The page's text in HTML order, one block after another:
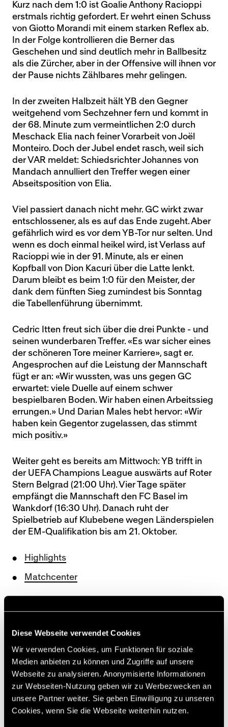
Diese Webseite verwendet Cookies
Wir verwenden Cookies, um Funktionen für soziale
Medien anbieten zu können und Zugriffe auf unsere
Webseite zu analysieren. Anonymisierte Informationen
zur Webseiten-Nutzung geben wir zu Werbezwecken an
unsere Partner weiter. Sie geben Einwilligung zu unseren
Cookies, wenn Sie die Webseite weiterhin nutzen.
Kurz nach dem 1:0 ist Goalie Anthony Racioppi
erstmals richtig gefordert. Er wehrt einen Schuss
von Giotto Morandi mit einem starken Reflex ab.
In der Folge kontrollieren die Berner das
Geschehen und sind deutlich mehr in Ballbesitz
als die Zürcher, aber in der Offensive will ihnen vor
der Pause nichts Zählbares mehr gelingen.
In der zweiten Halbzeit hält YB den Gegner
weitgehend vom Sechzehner fern und kommt in
der 68. Minute zum vermeintlichen 2:0 durch
Meschack Elia nach feiner Vorarbeit von Joël
Monteiro. Doch der Jubel endet rasch, weil sich
der VAR meldet: Schiedsrichter Johannes von
Mandach annulliert den Treffer wegen einer
Abseitsposition von Elia.
Viel passiert danach nicht mehr. GC wirkt zwar
entschlossener, als es auf das Ende zugeht. Aber
gefährlich wird es vor dem YB-Tor nur selten. Und
wenn es doch einmal heikel wird, ist Verlass auf
Racioppi wie in der 91. Minute, als er einen
Kopfball von Dion Kacuri über die Latte lenkt.
Darum bleibt es beim 1:0 für den Meister, der
dank dem fünften Sieg zumindest bis Sonntag
die Tabellenführung übernimmt.
Cedric Itten freut sich über die drei Punkte - und
seinen wunderbaren Treffer. «Es war sicher eines
der schöneren Tore meiner Karriere», sagt er.
Angesprochen auf die Leistung der Mannschaft
fügt er an: «Wir wussten, was uns gegen GC
erwartet: viele Duelle auf einem schwer
bespielbaren Boden. Wir haben einen Arbeitssieg
errungen.» Und Darian Males hebt hervor: «Wir
haben kein Gegentor zugelassen, das stimmt
mich positiv.»
Weiter geht es bereits am Mittwoch: YB trifft in
der UEFA Champions League auswärts auf Roter
Stern Belgrad (21:00 Uhr). Vier Tage später
empfängt die Mannschaft den FC Basel im
Wankdorf (16:30 Uhr). Danach ruht der
Spielbetrieb auf Klubebene wegen Länderspielen
der EM-Qualifikation bis am 21. Oktober.
Highlights
Matchcenter
nach dem 1:0. (Foto: freshfocus)
[pd][dg]